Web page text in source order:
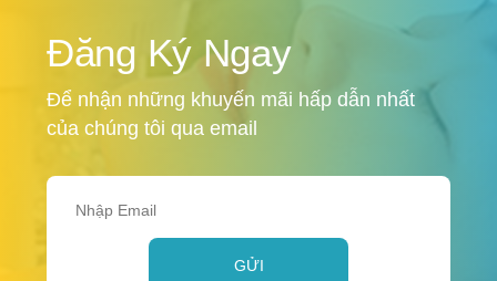
Đăng Ký Ngay
Để nhận những khuyến mãi hấp dẫn nhất
của chúng tôi qua email
GỬI